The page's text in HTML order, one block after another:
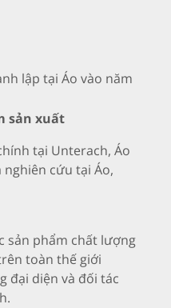
lập tại Áo vào năm
sản xuất
tại Unterach, Áo
nghiên cứu tại Áo,
sản phẩm chất lượng
toàn thế giới
đại diện và đối tác